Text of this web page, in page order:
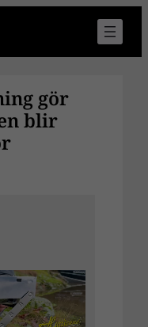
gör
blir